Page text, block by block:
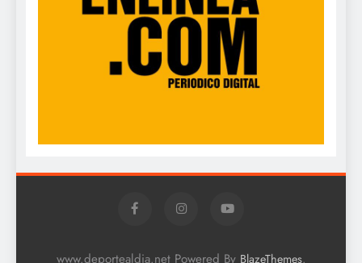
www.deportealdia.net Powered By BlazeThemes.